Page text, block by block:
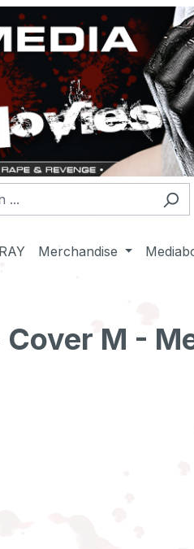
Merchandise
M -